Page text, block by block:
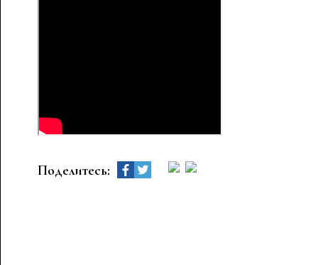
Поделитесь: